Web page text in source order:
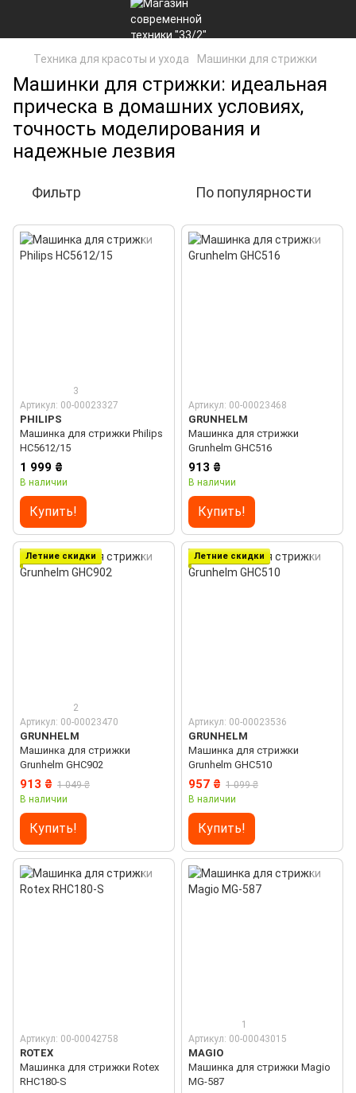
Техника для красоты и ухода Машинки для стрижки
Машинки для стрижки: идеальная
прическа в домашних условиях,
точность моделирования и
надежные лезвия
Фильтр По популярности
3
Артикул: 00-00023327
PHILIPS
Машинка для стрижки Philips
HC5612/15
1 999 ₴
В наличии
Купить!
Артикул: 00-00023468
GRUNHELM
Машинка для стрижки
Grunhelm GHC516
913 ₴
В наличии
Купить!
Летние скидки
2
Артикул: 00-00023470
GRUNHELM
Машинка для стрижки
Grunhelm GHC902
913 ₴ 1 049 ₴
В наличии
Купить!
Летние скидки
Артикул: 00-00023536
GRUNHELM
Машинка для стрижки
Grunhelm GHC510
957 ₴ 1 099 ₴
В наличии
Купить!
Артикул: 00-00042758
ROTEX
Машинка для стрижки Rotex
RHC180-S
1
Артикул: 00-00043015
MAGIO
Машинка для стрижки Magio
MG-587